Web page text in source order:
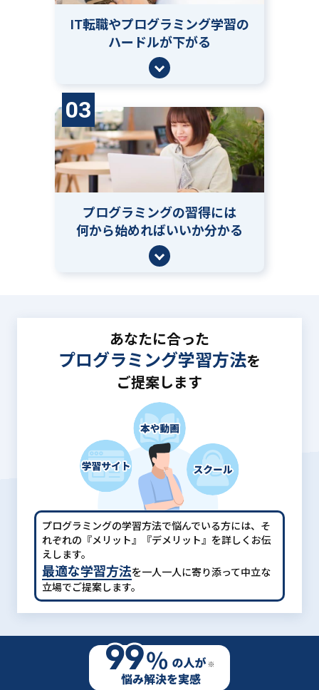
IT転職やプログラミング学習の
ハードルが下がる
03
プログラミングの習得には
何から始めればいいか分かる
あなたに合った
プログラミング学習方法を
ご提案します
プログラミングの学習方法で悩んでいる方には、 そ
れぞれの『メリット』『デメリット』を詳しくお伝
えします。
最適な学習方法を一人一人に寄り添って中立な
立場でご提案します。